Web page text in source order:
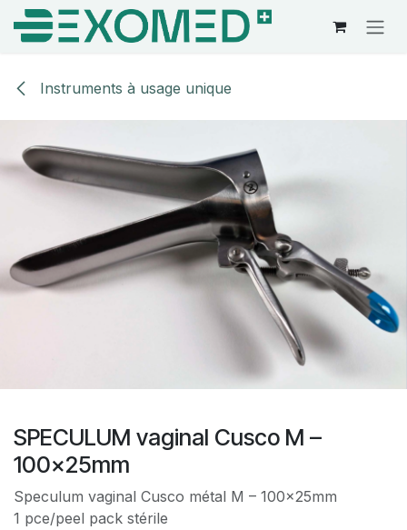
Se rendre au contenu
Instruments à usage unique
SPECULUM vaginal Cusco M –
100x25mm
Speculum vaginal Cusco métal M – 100x25mm
1 pce/peel pack stérile